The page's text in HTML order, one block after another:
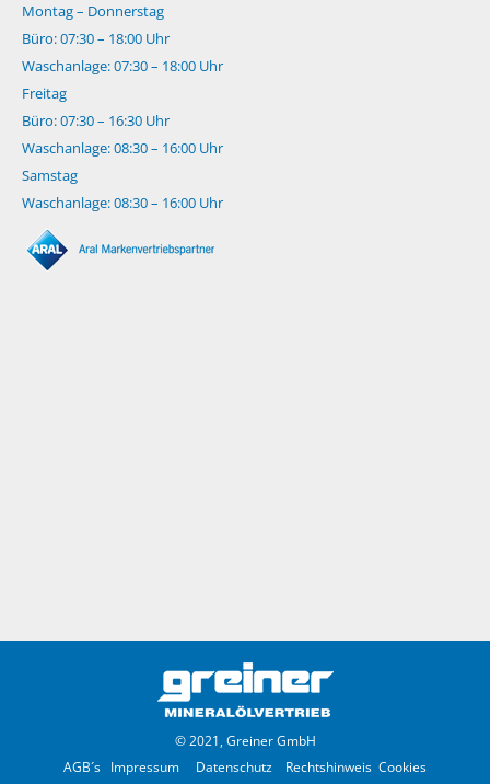
Montag – Donnerstag
Büro: 07:30 – 18:00 Uhr
Waschanlage: 07:30 – 18:00 Uhr
Freitag
Büro: 07:30 – 16:30 Uhr
Waschanlage: 08:30 – 16:00 Uhr
Samstag
Waschanlage: 08:30 – 16:00 Uhr
© 2021, Greiner GmbH
AGB´s Impressum Datenschutz Rechtshinweis Cookies